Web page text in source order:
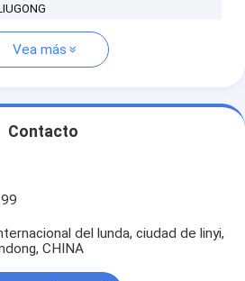
Vea más
Contacto
del lunda, ciudad de linyi,
CHINA